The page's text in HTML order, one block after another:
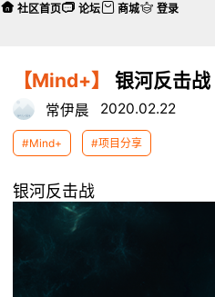
【Mind+】 银河反击战
常伊晨 2020.02.22
#Mind+ #项目分享
银河反击战
社区首页 论坛 商城 登录